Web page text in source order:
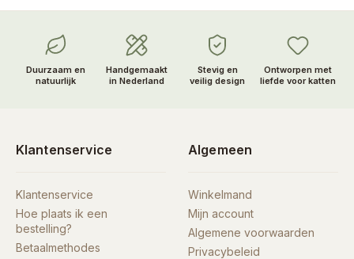
Duurzaam en
natuurlijk
Handgemaakt
in Nederland
Stevig en
veilig design
Ontworpen met
liefde voor katten
Klantenservice
Klantenservice
Hoe plaats ik een
bestelling?
Betaalmethodes
Algemeen
Winkelmand
Mijn account
Algemene voorwaarden
Privacybeleid